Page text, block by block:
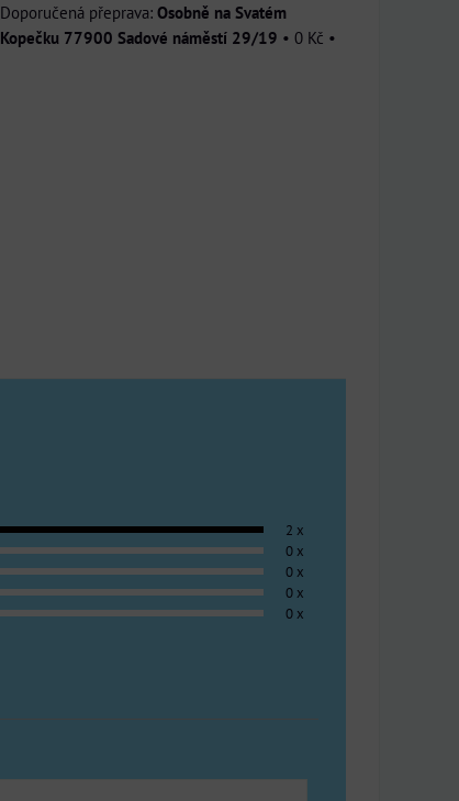
Osobně na Svatém
Kopečku 77900 Sadové náměstí 29/19 • 0 Kč •
2 x
0 x
0 x
0 x
0 x